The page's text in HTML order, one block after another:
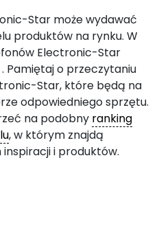
Star może wydawać
produktów na rynku. W
Electronic-Star
. Pamiętaj o przeczytaniu
Star, które będą na
odpowiedniego sprzętu.
na podobny ranking
, w którym znajdą
i produktów.